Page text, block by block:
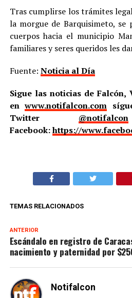
Tras cumplirse los trámites
la morgue de Barquisimeto, se
cuerpos hacia el municipio
familiares y seres queridos les
Fuente: Noticia al Día
Sigue las noticias de Falcón,
enwww.notifalcon.com
Twitter @notifalcon
Facebook:https://
TEMAS RELACIONADOS
ANTERIOR
Escándalo en registro de
nacimiento y paternidad por
Notifalcon